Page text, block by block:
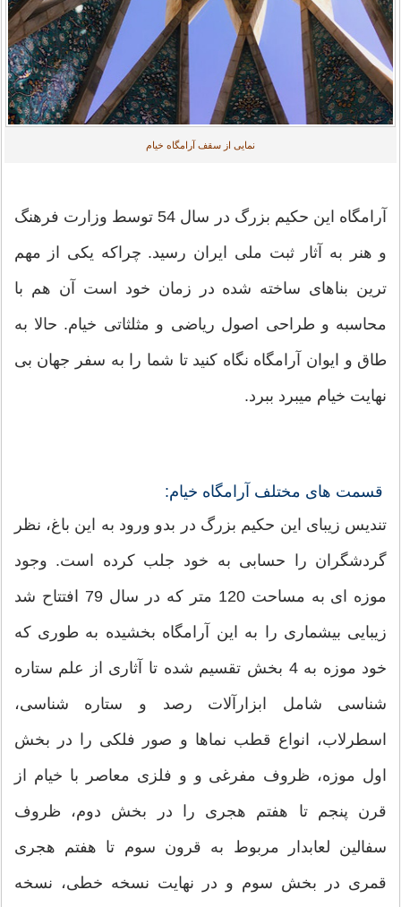
نمایی از سقف آرامگاه خیام
آرامگاه این حکیم بزرگ در سال 54 توسط وزارت فرهنگ
و هنر به آثار ثبت ملی ایران رسید. چراکه یکی از مهم
ترین بناهای ساخته شده در زمان خود است آن هم با
محاسبه و طراحی اصول ریاضی و مثلثاتی خیام. حالا به
طاق و ایوان آرامگاه نگاه کنید تا شما را به سفر جهان بی
نهایت خیام میبرد ببرد.
قسمت های مختلف آرامگاه خیام:
تندیس زیبای این حکیم بزرگ در بدو ورود به این باغ، نظر
گردشگران را حسابی به خود جلب کرده است. وجود
موزه ای به مساحت 120 متر که در سال 79 افتتاح شد
زیبایی بیشماری را به این آرامگاه بخشیده به طوری که
خود موزه به 4 بخش تقسیم شده تا آثاری از علم ستاره
شناسی شامل ابزارآلات رصد و ستاره شناسی،
اسطرلاب، انواع قطب نماها و صور فلکی را در بخش
اول موزه، ظروف مفرغی و و فلزی معاصر با خیام از
قرن پنجم تا هفتم هجری را در بخش دوم، ظروف
سفالین لعابدار مربوط به قرون سوم تا هفتم هجری
قمری در بخش سوم و در نهایت نسخه خطی، نسخه